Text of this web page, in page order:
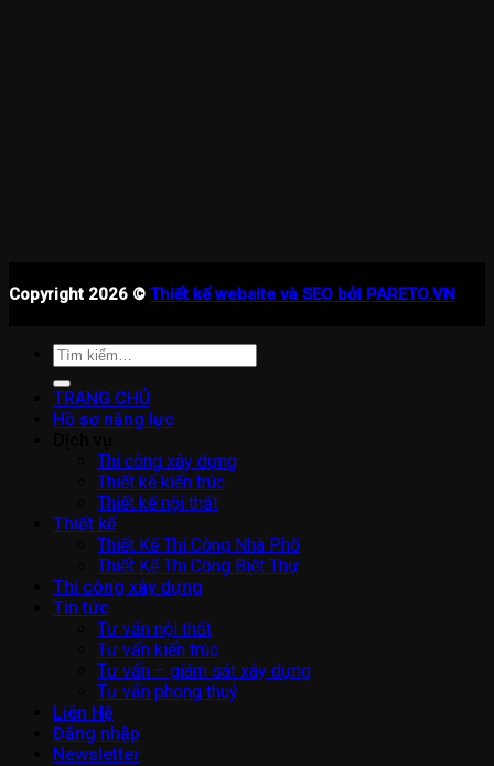
Copyright 2026 © Thiết kế website và SEO bởi PARETO.VN
Tìm
kiếm:
TRANG CHỦ
Hồ sơ năng lực
Thi công xây dựng
Thiết kế kiến trúc
Thiết kế nội thất
Thiết kế
Thiết Kế Thi Công Nhà Phố
Thiết Kế Thi Công Biệt Thự
Thi công xây dựng
Tin tức
Tư vấn nội thất
Tư vấn kiến trúc
Tư vấn – giám sát xây dựng
Tư vấn phong thuỷ
Liên Hệ
Đăng nhập
Newsletter